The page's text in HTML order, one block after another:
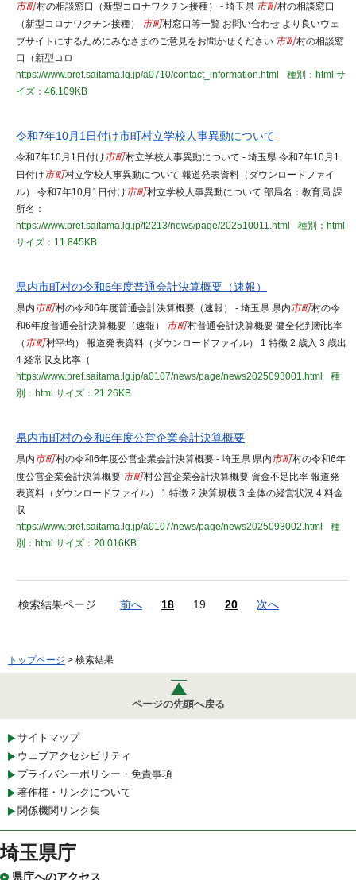
市町村の相談窓口（新型コロナワクチン接種） - 埼玉県 市町村の相談窓口
（新型コロナワクチン接種）
市町村窓口等一覧 お問い合わせ より良いウェ
ブサイトにするためにみなさまのご意見をお聞かせください 市町村の相談窓
口（新型コロ
https://www.pref.saitama.lg.jp/a0710/contact_information.html
種別：html サ
イズ：46.109KB
令和7年10月1日付け市町村立学校人事異動について
令和7年10月1日付け 市町村立学校人事異動について - 埼玉県 令和7年10月1
日付け 市町村立学校人事異動について 報道発表資料（ダウンロードファイ
ル） 令和7年10月1日付け 市町村立学校人事異動について 部局名：教育局 課
所名：
https://www.pref.saitama.lg.jp/f2213/news/page/202510011.html
種別：html
サイズ：11.845KB
県内市町村の令和6年度普通会計決算概要（速報）
県内 市町村の令和6年度普通会計決算概要（速報） - 埼玉県 県内 市町村の令
和6年度普通会計決算概要（速報）
市町村普通会計決算概要 健全化判断比率
（ 市町村平均） 報道発表資料（ダウンロードファイル） 1 特徴 2 歳入 3 歳出
4 経常収支比率（
https://www.pref.saitama.lg.jp/a0107/news/page/news2025093001.html
種
別：html サイズ：21.26KB
県内市町村の令和6年度公営企業会計決算概要
県内 市町村の令和6年度公営企業会計決算概要 - 埼玉県 県内 市町村の令和6年
度公営企業会計決算概要 市町村公営企業会計決算概要 資金不足比率 報道発
表資料（ダウンロードファイル） 1 特徴 2 決算規模 3 全体の経営状況 4 料金
収
https://www.pref.saitama.lg.jp/a0107/news/page/news2025093002.html
種
別：html サイズ：20.016KB
検索結果ページ 前へ 18 19 20 次へ
トップページ > 検索結果
ページの先頭へ戻る
サイトマップ
ウェブアクセシビリティ
プライバシーポリシー・免責事項
著作権・リンクについて
関係機関リンク集
埼玉県庁
県庁へのアクセス